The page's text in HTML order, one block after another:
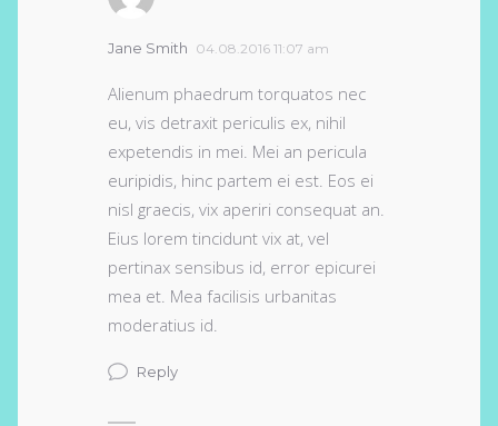
Jane Smith 04.08.2016 11:07 am
Alienum phaedrum torquatos nec
eu, vis detraxit periculis ex, nihil
expetendis in mei. Mei an pericula
euripidis, hinc partem ei est. Eos ei
nisl graecis, vix aperiri consequat an.
Eius lorem tincidunt vix at, vel
pertinax sensibus id, error epicurei
mea et. Mea facilisis urbanitas
moderatius id.
Reply